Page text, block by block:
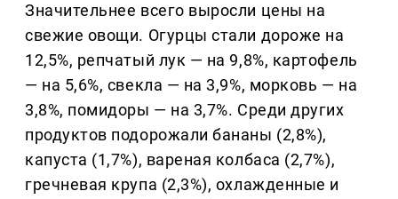
Значительнее всего выросли цены на
свежие овощи. Огурцы стали дороже на
12,5%, репчатый лук — на 9,8%, картофель
— на 5,6%, свекла — на 3,9%, морковь — на
3,8%, помидоры — на 3,7%. Среди других
продуктов подорожали бананы (2,8%),
капуста (1,7%), вареная колбаса (2,7%),
гречневая крупа (2,3%), охлажденные и